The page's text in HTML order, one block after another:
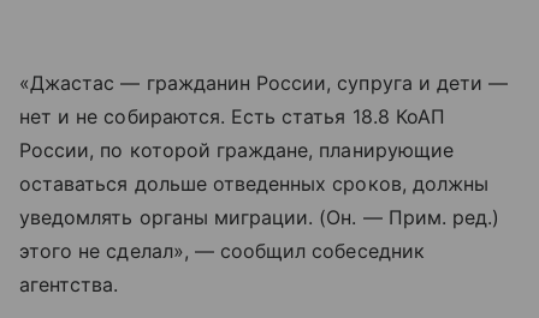
«Джастас — гражданин России, супруга и дети —
нет и не собираются. Есть статья 18.8 КоАП
России, по которой граждане, планирующие
оставаться дольше отведенных сроков, должны
уведомлять органы миграции. (Он. — Прим. ред.)
этого не сделал», — сообщил собеседник
агентства.